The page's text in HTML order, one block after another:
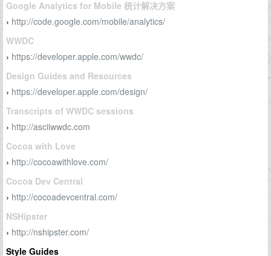
Google Analytics for Mobile 统计解决方案
› http://code.google.com/mobile/analytics/
WWDC
› https://developer.apple.com/wwdc/
Design Guides and Resources
› https://developer.apple.com/design/
Transcripts of WWDC sessions
› http://asciiwwdc.com
Cocoa with Love
› http://cocoawithlove.com/
Cocoa Dev Central
› http://cocoadevcentral.com/
NSHipster
› http://nshipster.com/
Style Guides